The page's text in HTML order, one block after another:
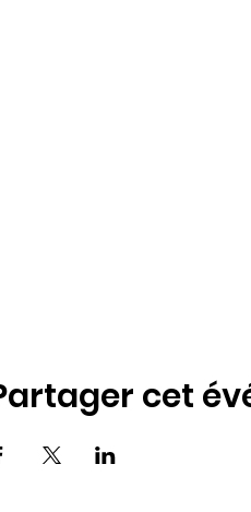
cet